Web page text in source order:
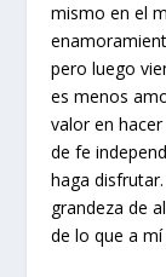
mismo en el
pero luego
es menos
valor en
de fe
haga
grandeza de
de lo que a